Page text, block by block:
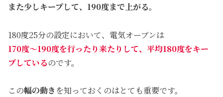
また少しキープして、190度まで上がる。
180度25分の設定において、電気オーブンは
170度～190度を行ったり来たりして、平均180度をキー
プしているのです。
この幅の動き を知っておくのはとても重要です。